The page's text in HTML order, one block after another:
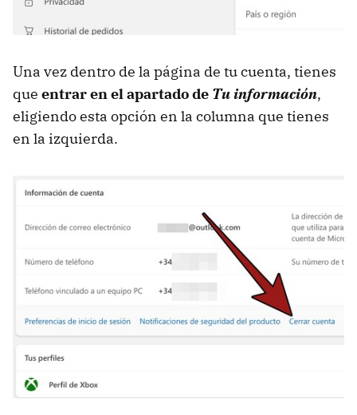
Una vez dentro de la página de tu cuenta, tienes
que entrar en el apartado de Tu información,
eligiendo esta opción en la columna que tienes
en la izquierda.